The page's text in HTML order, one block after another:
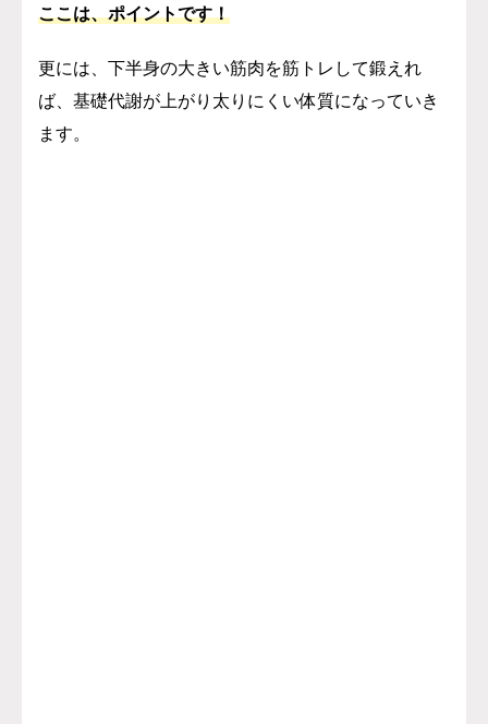
ここは、ポイントです！
更には、下半身の大きい筋肉を筋トレして鍛えれ
ば、基礎代謝が上がり太りにくい体質になっていき
ます。